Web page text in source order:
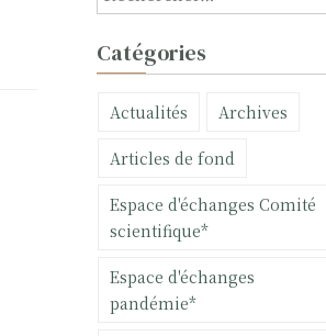
e
h
Catégories
Actualités Archives
Articles de fond
Espace d'échanges Comité
scientifique*
Espace d'échanges
pandémie*